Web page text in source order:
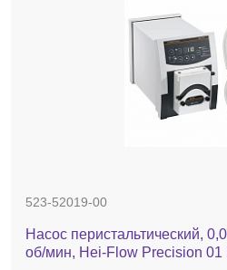
523-52019-00
Насос перистальтический,
об/мин, Hei-Flow Precision 01